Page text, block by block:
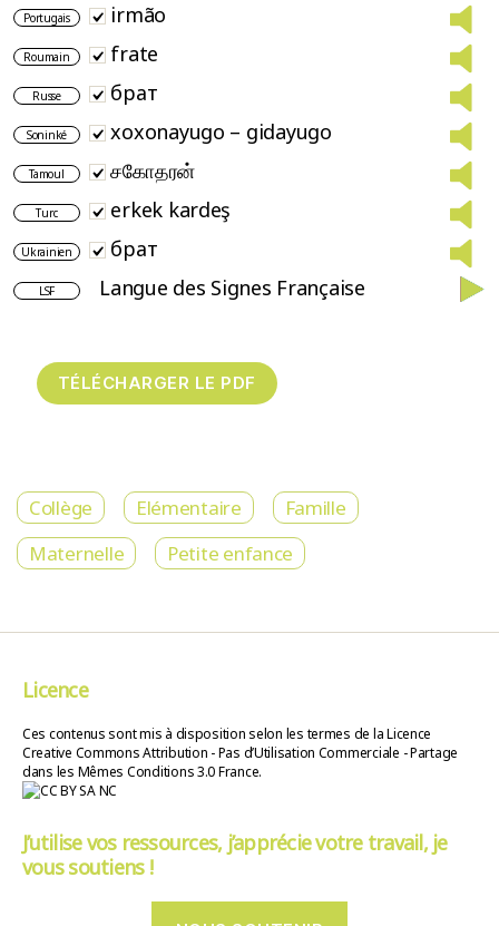
Portugais irmão
Roumain frate
Russe брат
Soninké xoxonayugo – gidayugo
Tamoul சகோதரன்
Turc erkek kardeş
Ukrainien брат
LSF Langue des Signes Française
Collège Elémentaire
Famille
Maternelle
Petite enfance
Licence
Ces contenus sont mis à disposition selon les termes de la Licence
Creative Commons Attribution - Pas d’Utilisation Commerciale - Partage
dans les Mêmes Conditions 3.0 France.
J’utilise vos ressources, j’apprécie votre travail, je
vous soutiens !